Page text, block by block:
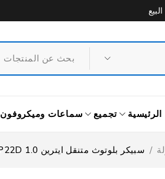
الرئيسية تجميع سماعات وميكروفون
/ سبيكر بلوتوث متنقل ايترين SP22D 1.0 – روز جولد